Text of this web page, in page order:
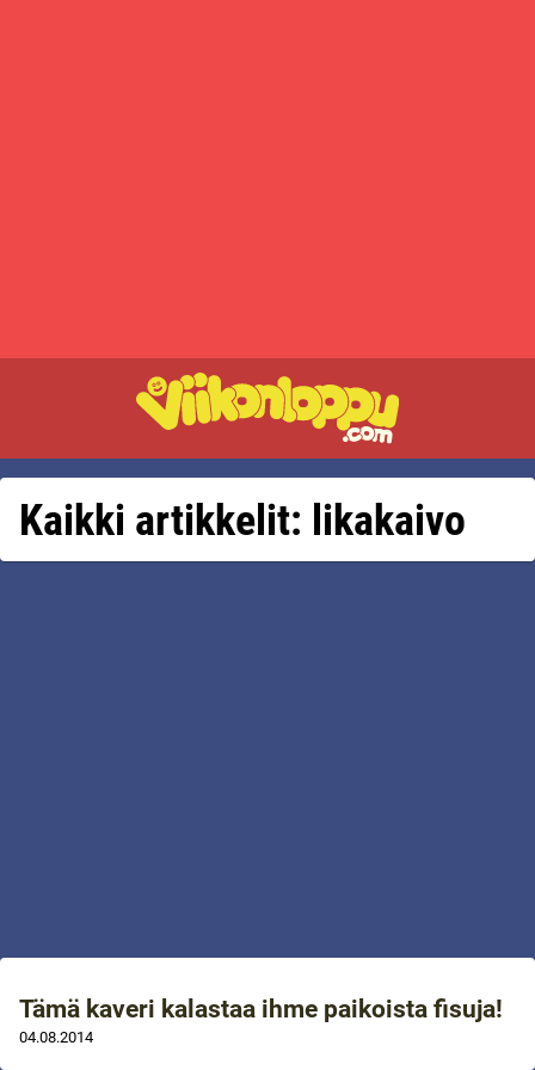
Kaikki artikkelit: likakaivo
Tämä kaveri kalastaa ihme paikoista fisuja!
04.08.2014